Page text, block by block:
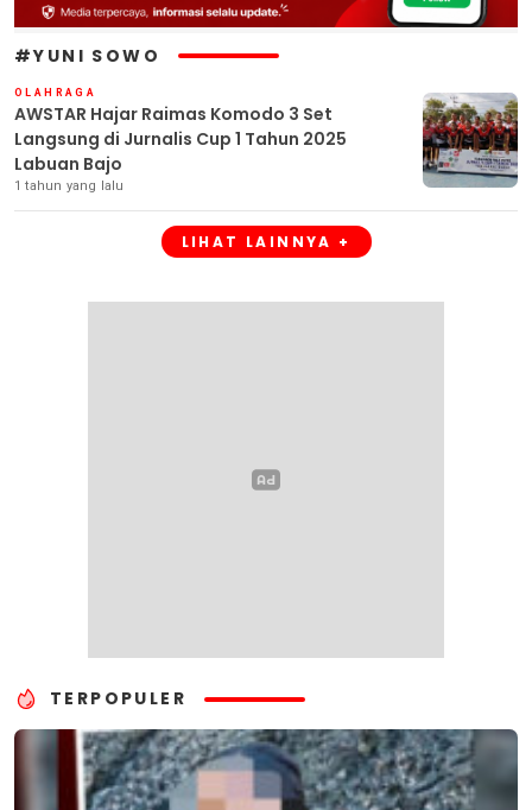
#YUNI SOWO
OLAHRAGA
AWSTAR Hajar Raimas Komodo 3 Set
Langsung di Jurnalis Cup 1 Tahun 2025
Labuan Bajo
1 tahun yang lalu
LIHAT LAINNYA +
TERPOPULER